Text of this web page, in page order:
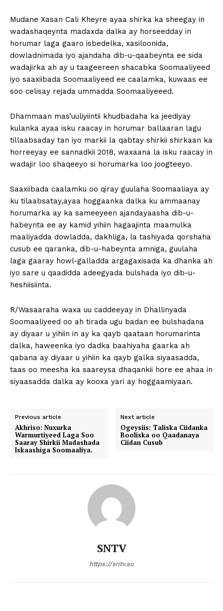
Mudane Xasan Cali Kheyre ayaa shirka ka sheegay in
wadashaqeynta madaxda dalka ay horseedday in
horumar laga gaaro isbedelka, xasiloonida,
dowladnimada iyo ajandaha dib-u-qaabeynta ee sida
wadajirka ah ay u taageereen shacabka Soomaaliyeed
iyo saaxiibada Soomaaliyeed ee caalamka, kuwaas ee
soo celisay rejada ummadda Soomaaliyeeed.
Dhammaan mas’uuliyiintii khudbadaha ka jeediyay
kulanka ayaa isku raacay in horumar ballaaran lagu
tillaabsaday tan iyo markii la qabtay shirkii shirkaan ka
horreeyay ee sannadkii 2018, waxaana la isku raacay in
wadajir loo shaqeeyo si horumarka loo joogteeyo.
Saaxiibada caalamku oo qiray guulaha Soomaaliaya ay
ku tilaabsatay,ayaa hoggaanka dalka ku ammaanay
horumarka ay ka sameeyeen ajandayaasha dib-u-
habeynta ee ay kamid yihiin hagaajinta maamulka
maaliyadda dowladda, dakhliga, la tashiyada qorshaha
cusub ee qaranka, dib-u-habeynta amniga, guulaha
laga gaaray howl-galladda argagaxisada ka dhanka ah
iyo sare u qaadidda adeegyada bulshada iyo dib-u-
heshiisiinta.
R/Wasaaraha waxa uu caddeeyay in Dhallinyada
Soomaaliyeed oo ah tirada ugu badan ee bulshadana
ay diyaar u yihiin in ay ka qayb qaataan horumarinta
dalka, haweenka iyo dadka baahiyaha gaarka ah
qabana ay diyaar u yihiin ka qayb galka siyaasadda,
taas oo meesha ka saareysa dhaqankii hore ee ahaa in
siyaasadda dalka ay kooxa yari ay hoggaamiyaan.
Previous article
Akhriso: Nuxurka
Warmurtiyeed Laga Soo
Saaray Shirkii Madashada
Iskaashiga Soomaaliya.
Next article
Ogeysiis: Taliska Ciidanka
Booliska oo Qaadanaya
Ciidan Cusub
SNTV
https://sntv.so